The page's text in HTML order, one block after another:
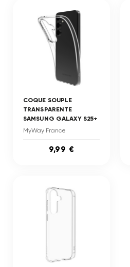
COQUE SOUPLE
TRANSPARENTE
SAMSUNG GALAXY S25+
MyWay France
9,99 €